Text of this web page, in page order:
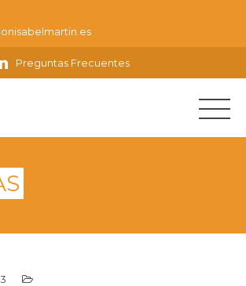
Preguntas Frecuentes